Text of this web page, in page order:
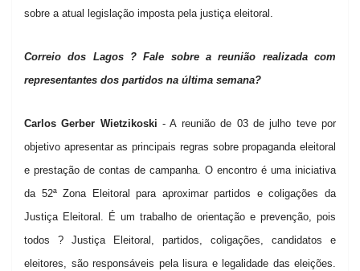
sobre a atual legislação imposta pela justiça eleitoral.
Correio dos Lagos ? Fale sobre a reunião realizada com
representantes dos partidos na última semana?
Carlos Gerber Wietzikoski - A reunião de 03 de julho teve por
objetivo apresentar as principais regras sobre propaganda eleitoral
e prestação de contas de campanha. O encontro é uma iniciativa
da 52ª Zona Eleitoral para aproximar partidos e coligações da
Justiça Eleitoral. É um trabalho de orientação e prevenção, pois
todos ? Justiça Eleitoral, partidos, coligações, candidatos e
eleitores, são responsáveis pela lisura e legalidade das eleições.